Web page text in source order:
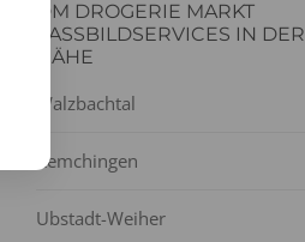
DM DROGERIE MARKT
PASSBILDSERVICES IN DER
NÄHE
Walzbachtal
Remchingen
Ubstadt-Weiher